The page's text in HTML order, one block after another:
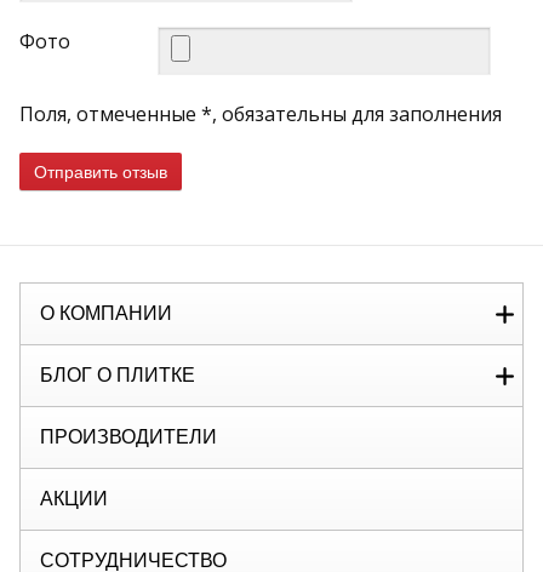
Фото
Поля, отмеченные *, обязательны для заполнения
Отправить отзыв
О КОМПАНИИ
БЛОГ О ПЛИТКЕ
ПРОИЗВОДИТЕЛИ
АКЦИИ
СОТРУДНИЧЕСТВО